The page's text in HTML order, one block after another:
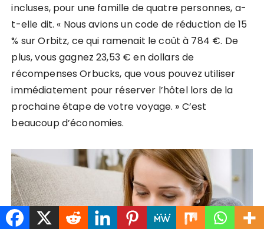
incluses, pour une famille de quatre personnes, a-
t-elle dit. « Nous avions un code de réduction de 15
% sur Orbitz, ce qui ramenait le coût à 784 €. De
plus, vous gagnez 23,53 € en dollars de
récompenses Orbucks, que vous pouvez utiliser
immédiatement pour réserver l’hôtel lors de la
prochaine étape de votre voyage. » C’est
beaucoup d’économies.